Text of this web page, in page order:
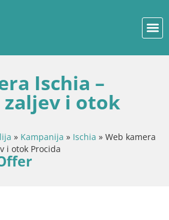
Ischia –
i otok
» Kampanija » Ischia » Web kamera
i otok Procida